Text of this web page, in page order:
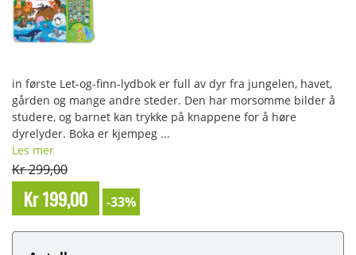
in første Let-og-finn-lydbok er full av dyr fra jungelen, havet,
gården og mange andre steder. Den har morsomme bilder å
studere, og barnet kan trykke på knappene for å høre
dyrelyder. Boka er kjempeg ...
Les mer
Kr 299,00
Kr 199,00 -33%